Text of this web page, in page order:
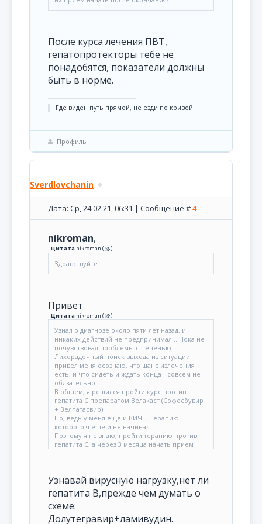
После курса лечения ПВТ,
гепатопротекторы тебе не
понадобятся, показатели должны
быть в норме.
Где виден путь прямой, не езди по кривой.
Профиль
Sverdlovchanin
Дата: Ср, 24.02.21, 06:31 | Сообщение #4
nikroman,
Цитата nikroman ( )
Здравствуйте
Привет
Цитата nikroman ( )
Узнал о диагнозе около пяти лет назад, и
никаких действий не предпринимал... Пока не
почувствовал проблемы с печенью.
Лихорадочный поиск выхода из ситуации
привел меня осознаю, что шанс излечения
есть, и что сидеть и ждать конца - совсем не
обязательно.
В общем, я решился пройти курс против
гепатита C препаратом Велакаст (Софосбувир
+ Велпатасвир).
Но, ведь у меня еще и ВИЧ... Терапию
которого я еще и не начинал.
Поэтому я не знаю, пройти терапию против
гепатита C, а через 3 месяца начать прием
ВИЧ препараты несовместимы, но все же,
есть вариант в виде Ламивудин+Долутегравир.
Подскажите, как мне поступить?
Свою вирусную нагрузку обоих инфекций я не
знаю, сдать анализы нет возможности.
Узнавай вирусную нагрузку,нет ли
гепатита В,прежде чем думать о
схеме:
Долутегравир+ламивудин.